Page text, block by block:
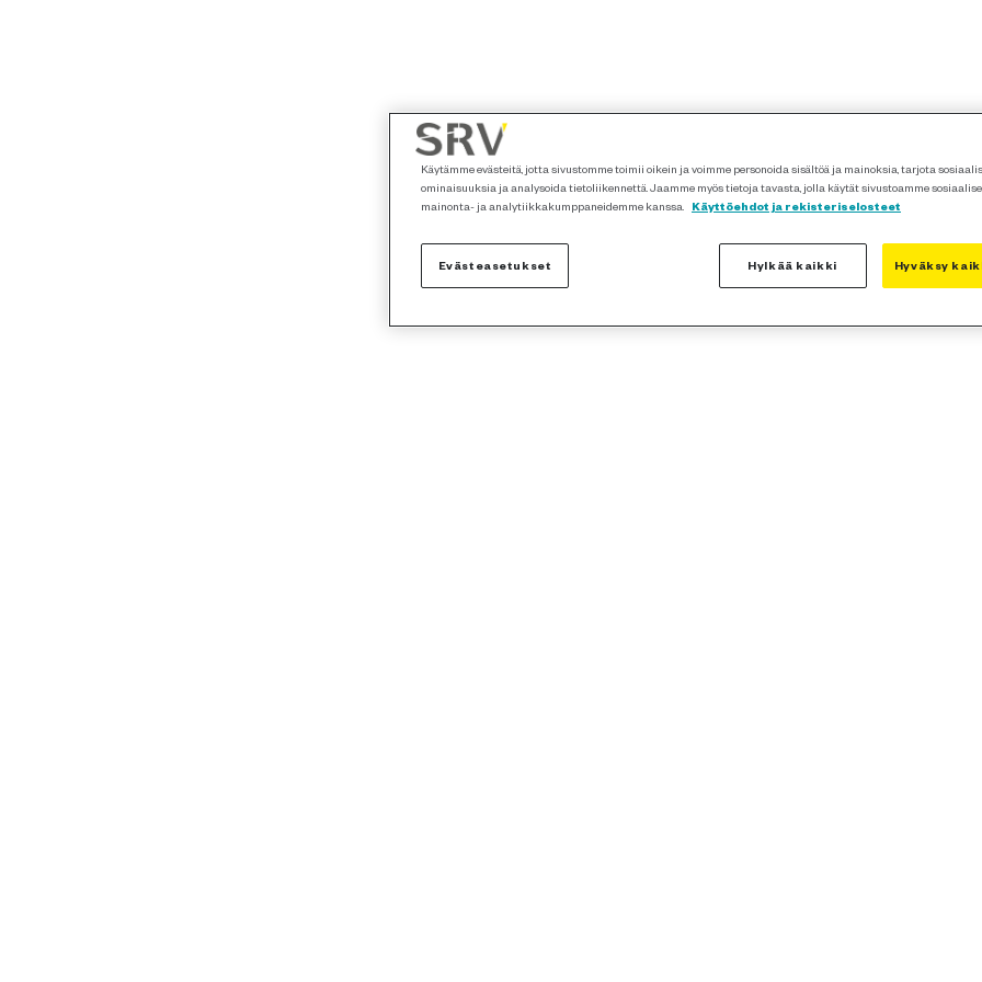
Käytämme evästeitä, jotta sivustomme toimii oikein ja voimme personoida sisältöä ja mainoksia, tarjota
ominaisuuksia ja analysoida tietoliikennettä. Jaamme myös tietoja tavasta, jolla käytät sivustoamme
mainonta- ja analytiikkakumppaneidemme kanssa.
Käyttöehdot ja rekisteriselosteet
Evästeasetukset Hylkää kaikki Hyväksy